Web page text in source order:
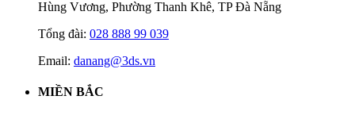
Hùng Vương, Phường Thanh Khê, TP Đà Nẵng
Tổng đài: 028 888 99 039
Email: danang@3ds.vn
MIỀN BẮC